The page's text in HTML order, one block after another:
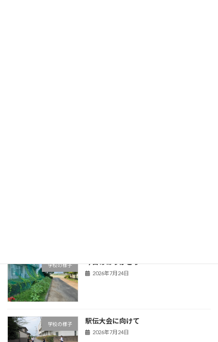
学校の様子 今日のありがとう
2026年7月24日
学校の様子 駅伝大会に向けて
2026年7月24日